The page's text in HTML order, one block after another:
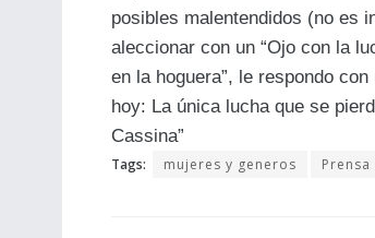
posibles malentendidos (no es
aleccionar con un “Ojo con la
en la hoguera”, le respondo
hoy: La única lucha que se
Cassina”
Tags: mujeres y generos Prensa